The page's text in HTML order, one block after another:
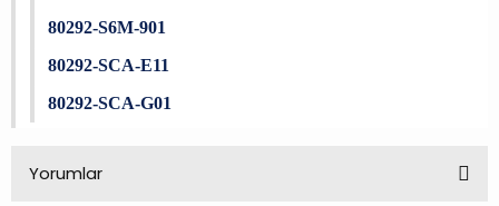
80292-S6M-901
80292-SCA-E11
80292-SCA-G01
Yorumlar